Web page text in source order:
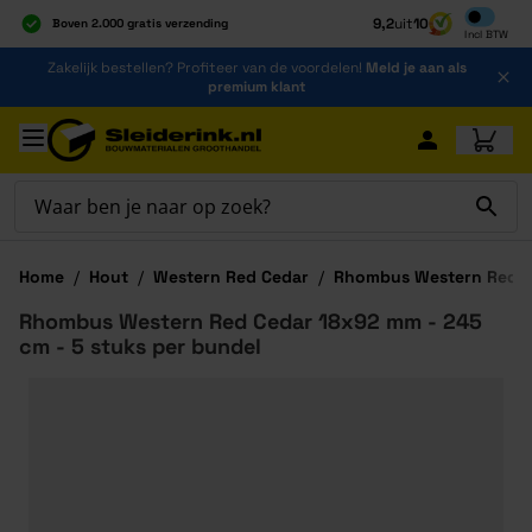
Boven 2.000 gratis verzending
Al 40 jaar dé specialist
Alles onder één dak
9,2uit10
Incl BTW
Inclusief
Ga naar de inhoud
Zakelijk bestellen? Profiteer van de voordelen! Meld je aan als
premium klant
Ga naar hoofdinhoud
Home / Hout / Western Red Cedar / Rhombus Western Red
Rhombus Western Red Cedar 18x92 mm - 245
cm - 5 stuks per bundel